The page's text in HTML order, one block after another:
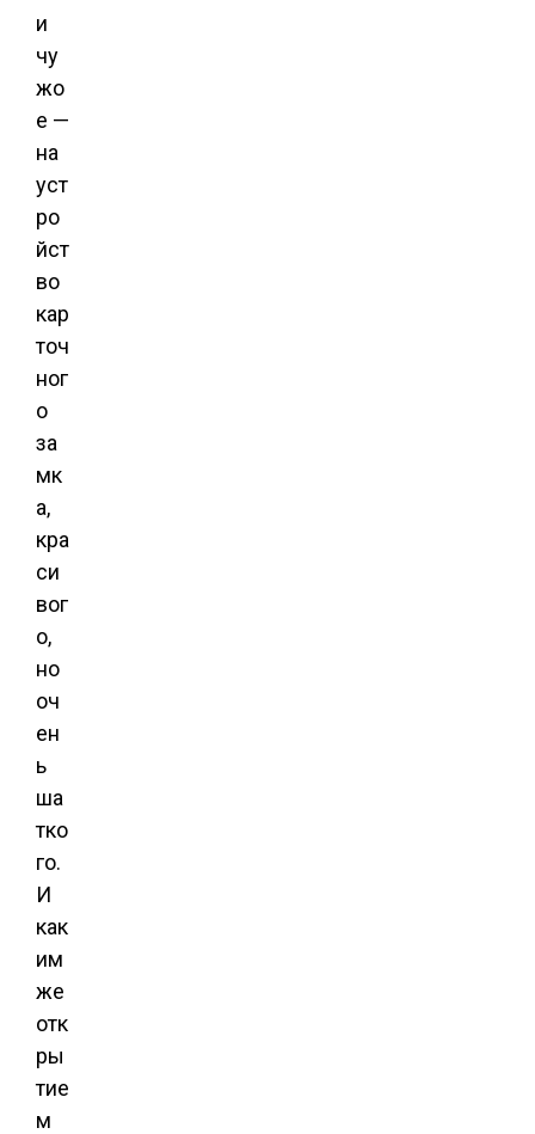
и
чу
жо
е —
на
уст
ро
йст
во
кар
точ
ног
о
за
мк
а,
кра
си
вог
о,
но
оч
ен
ь
ша
тко
го.
И
как
им
же
отк
ры
тие
м